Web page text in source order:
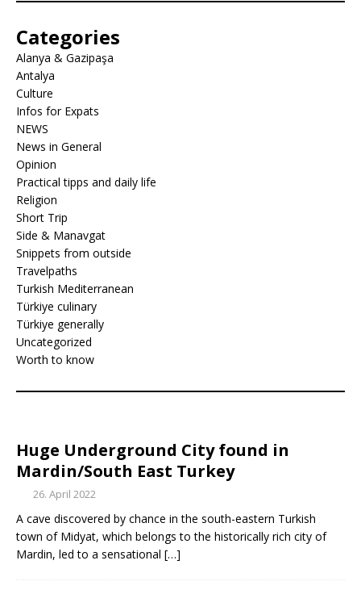
Categories
Alanya & Gazipaşa
Antalya
Culture
Infos for Expats
NEWS
News in General
Opinion
Practical tipps and daily life
Religion
Short Trip
Side & Manavgat
Snippets from outside
Travelpaths
Turkish Mediterranean
Türkiye culinary
Türkiye generally
Uncategorized
Worth to know
Huge Underground City found in
Mardin/South East Turkey
26. April 2022
A cave discovered by chance in the south-eastern Turkish
town of Midyat, which belongs to the historically rich city of
Mardin, led to a sensational […]